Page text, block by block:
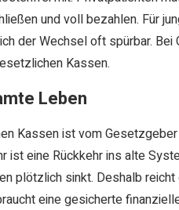
und voll bezahlen. Für
der Wechsel oft spürbar.
Kassen.
Leben
Kassen ist vom
ist eine Rückkehr ins alte
plötzlich sinkt. Deshalb
eine gesicherte